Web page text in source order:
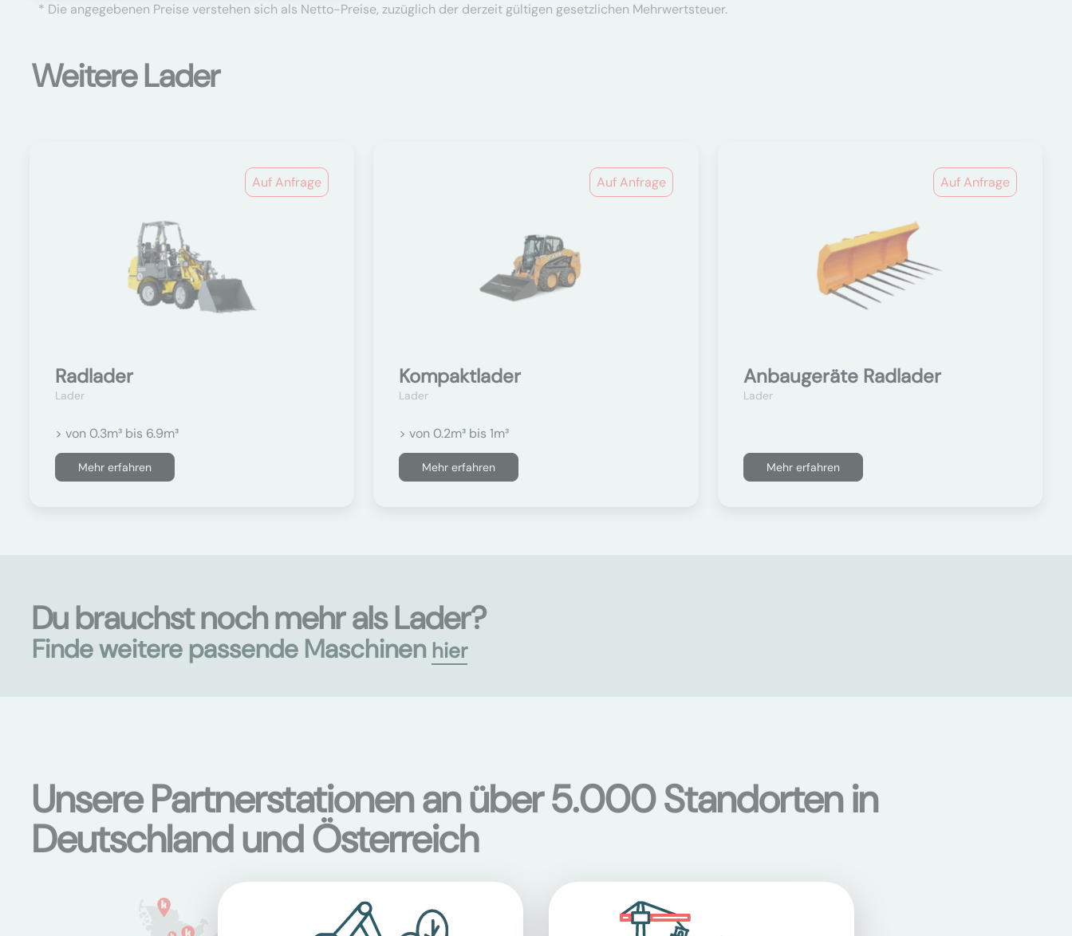
* Die angegebenen Preise verstehen sich als Netto-Preise, zuzüglich der derzeit gültigen gesetzlichen Mehrwertsteuer.
Weitere Lader
Auf Anfrage
Radlader
Lader
> von 0.3m³ bis 6.9m³
Mehr erfahren
Auf Anfrage
Kompaktlader
Lader
> von 0.2m³ bis 1m³
Mehr erfahren
Auf Anfrage
Anbaugeräte Radlader
Lader
Mehr erfahren
Du brauchst noch mehr als Lader?
Finde weitere passende Maschinen hier
Unsere Partnerstationen an über 5.000 Standorten in
Deutschland und Österreich